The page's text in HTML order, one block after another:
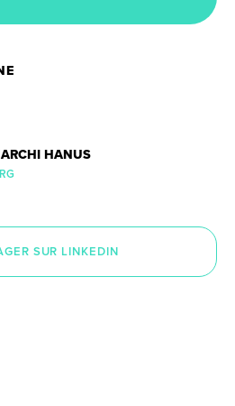
HANUS
SUR LINKEDIN